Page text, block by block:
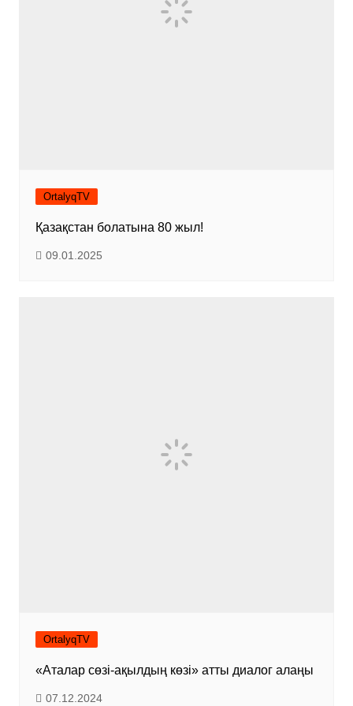
OrtalyqTV
Қазақстан болатына 80 жыл!
09.01.2025
OrtalyqTV
«Аталар сөзі-ақылдың көзі» атты диалог алаңы
07.12.2024